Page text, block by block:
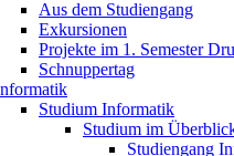
Aus dem Studiengang
Exkursionen
Projekte im 1. Semester
Schnuppertag
Studium Informatik
Studium im
Studiengang